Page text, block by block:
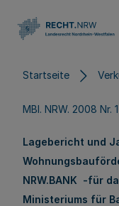
Startseite
MBl. NRW. 2008 Nr.
Lagebericht und
NRW.BANK -für
Ministeriums für